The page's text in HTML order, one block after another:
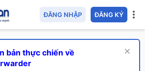
ĐĂNG NHẬP ĐĂNG KÝ
bản thực chiến về